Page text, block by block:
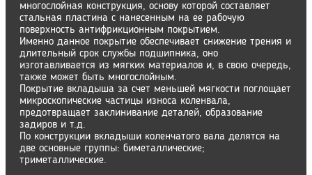
многослойная конструкция, основу которой составляет
стальная пластина с нанесенным на ее рабочую
поверхность антифрикционным покрытием.
Именно данное покрытие обеспечивает снижение трения и
длительный срок службы подшипника, оно
изготавливается из мягких материалов и, в свою очередь,
также может быть многослойным.
Покрытие вкладыша за счет меньшей мягкости поглощает
микроскопические частицы износа коленвала,
предотвращает заклинивание деталей, образование
задиров и т.д.
По конструкции вкладыши коленчатого вала делятся на
две основные группы: биметаллические;
триметаллические.